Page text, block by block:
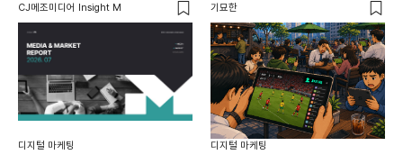
CJ메조미디어 Insight M 기묘한
디지털 마케팅 디지털 마케팅